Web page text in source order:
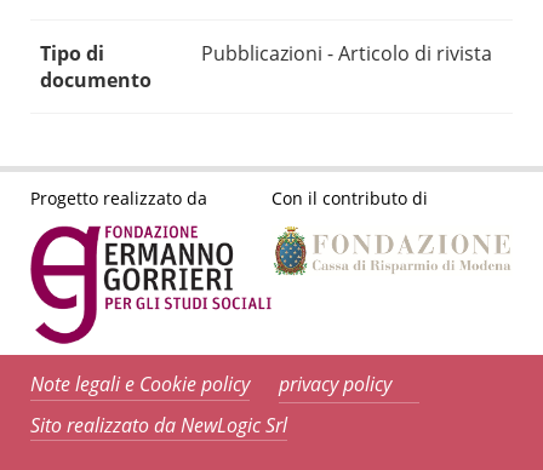
Tipo di
documento
Pubblicazioni - Articolo di rivista
Progetto realizzato da Con il contributo di
Note legali e Cookie policy
privacy policy
Sito realizzato da NewLogic Srl